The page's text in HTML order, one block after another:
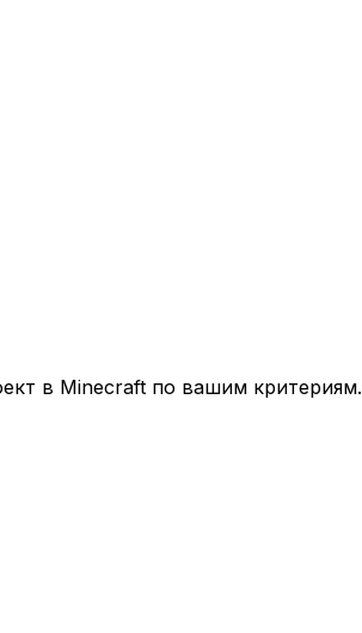
в Minecraft по вашим критериям.